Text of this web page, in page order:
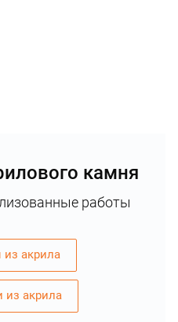
камня
работы
акрила
из акрила